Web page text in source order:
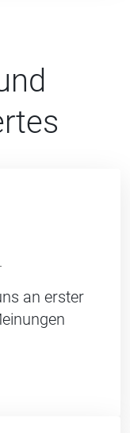
an erster